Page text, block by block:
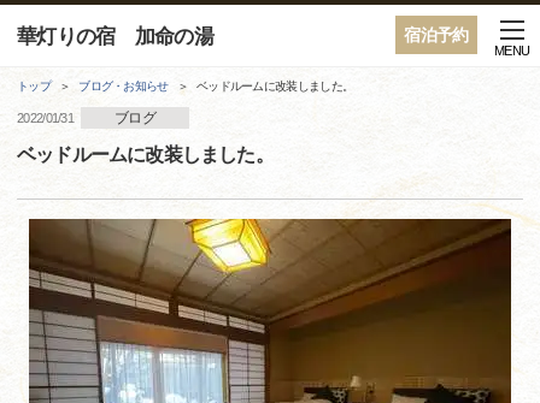
宿泊予約
華灯りの宿 加命の湯
MENU
トップ ブログ・お知らせ ベッドルームに改装しました。
2022/01/31 ブログ
ベッドルームに改装しました。